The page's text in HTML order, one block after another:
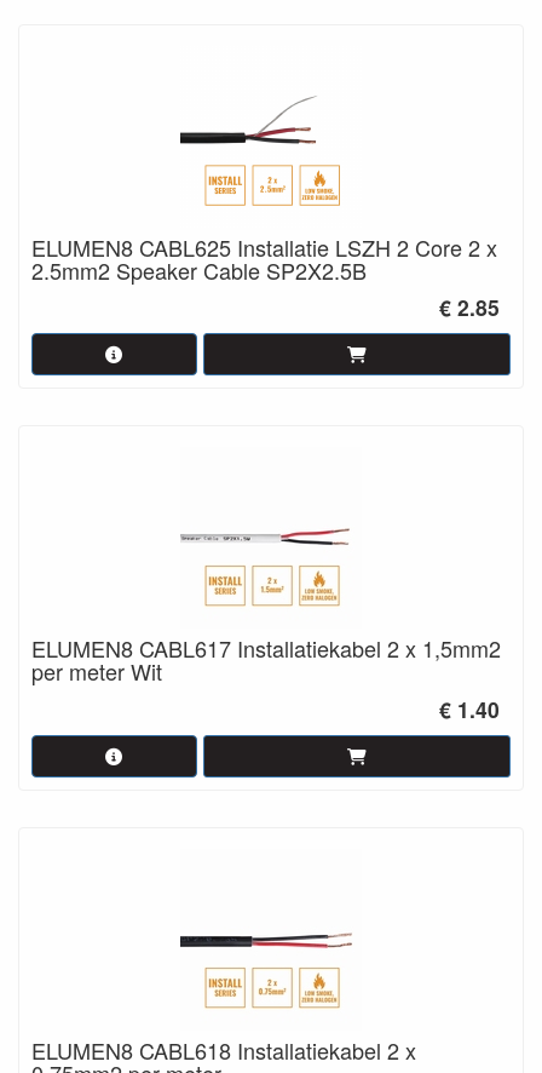
ELUMEN8 CABL625 Installatie LSZH 2 Core 2 x
2.5mm2 Speaker Cable SP2X2.5B
€ 2.85
ELUMEN8 CABL617 Installatiekabel 2 x 1,5mm2
per meter Wit
€ 1.40
ELUMEN8 CABL618 Installatiekabel 2 x